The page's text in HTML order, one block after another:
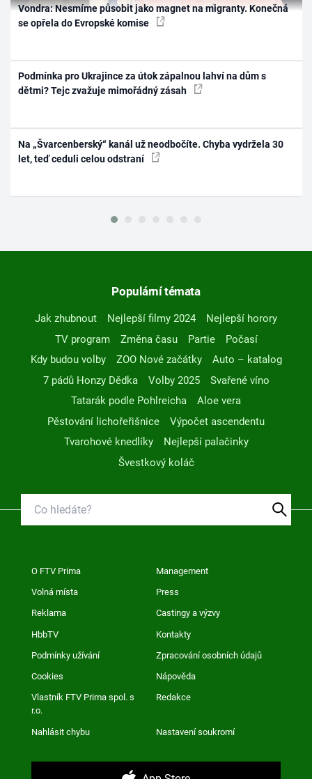
Vondra: Nesmíme působit jako magnet na migranty. Konečná
se opřela do Evropské komise
Podmínka pro Ukrajince za útok zápalnou lahví na dům s
dětmi? Tejc zvažuje mimořádný zásah
Na „Švarcenberský“ kanál už neodbočíte. Chyba vydržela 30
let, teď ceduli celou odstraní
Populární témata
Jak zhubnout Nejlepší filmy 2024
Nejlepší horory
TV program
Změna času Partie
Počasí
Kdy budou volby
ZOO Nové začátky
Auto – katalog
7 pádů Honzy Dědka
Volby 2025
Svařené víno
Tatarák podle Pohlreicha
Aloe vera
Pěstování lichořeřišnice
Výpočet ascendentu
Tvarohové knedlíky
Nejlepší palačinky
Švestkový koláč
O FTV Prima Management
Volná místa Press
Reklama Castingy a výzvy
HbbTV Kontakty
Podmínky užívání Zpracování osobních údajů
Cookies Nápověda
Vlastník FTV Prima spol. s
r.o.
Redakce
Nahlásit chybu Nastavení soukromí